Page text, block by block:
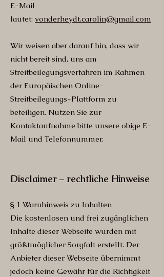
E-Mail
lautet: vonderheydt.carolin@gmail.com
Wir weisen aber darauf hin, dass wir
nicht bereit sind, uns am
Streitbeilegungsverfahren im Rahmen
der Europäischen Online-
Streitbeilegungs-Plattform zu
beteiligen. Nutzen Sie zur
Kontaktaufnahme bitte unsere obige E-
Mail und Telefonnummer.
Disclaimer – rechtliche Hinweise
§ 1 Warnhinweis zu Inhalten
Die kostenlosen und frei zugänglichen
Inhalte dieser Webseite wurden mit
größtmöglicher Sorgfalt erstellt. Der
Anbieter dieser Webseite übernimmt
jedoch keine Gewähr für die Richtigkeit